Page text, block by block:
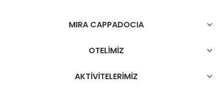
MIRA CAPPADOCIA
OTELİMİZ
AKTİVİTELERİMİZ